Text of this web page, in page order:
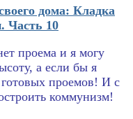
дома: Кладка
Часть 10
проема и я могу
а если бы я
готовых проемов! И с
коммунизм!